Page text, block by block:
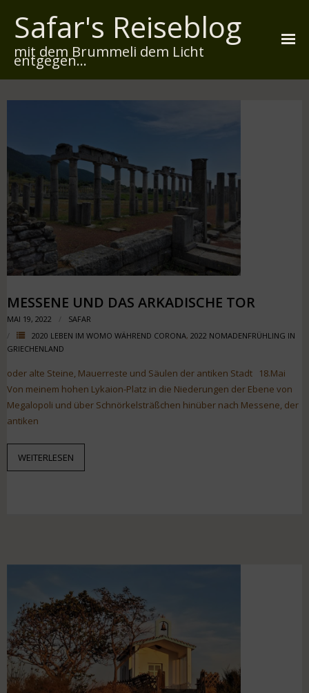
Safar's Reiseblog
mit dem Brummeli dem Licht
entgegen...
Reiserouten
Widmung
Kontakt
Impressum
Datenschutz
MESSENE UND DAS ARKADISCHE TOR
MAI 19, 2022
SAFAR
2020 LEBEN IM WOMO WÄHREND CORONA, 2022 NOMADENFRÜHLING IN
GRIECHENLAND
oder alte Steine, Mauerreste und Säulen der antiken Stadt 18.Mai
Von meinem hohen Lykaion-Platz in die Niederungen der Ebene von
Megalopoli und über Schnörkelsträßchen hinüber nach Messene, der
antiken
WEITERLESEN